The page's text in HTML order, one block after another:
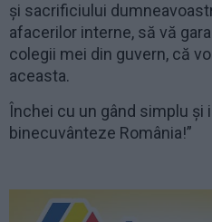
și sacrificiului
afacerilor interne, să vă
colegii mei din guvern, că
aceasta.
Închei cu un gând simplu
binecuvânteze România!”